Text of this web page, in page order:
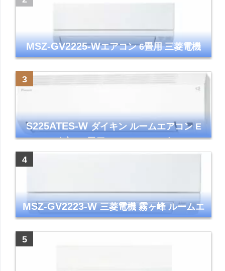
MSZ-GV2225-Wエアコン 6畳用 三菱電機
霧ヶ峰 2025年モデル GVシリーズ ピュアホ
ワイト 清潔 除湿 単相100V
S225ATES-Wダイキン ルームエアコン E
シリーズ 主に6畳用 ホワイト 2025年モデル
MSZ-GV2223-W三菱電機 霧ヶ峰 ルームエ
アコン GVシリーズ おもに6畳用 ピュアホワ